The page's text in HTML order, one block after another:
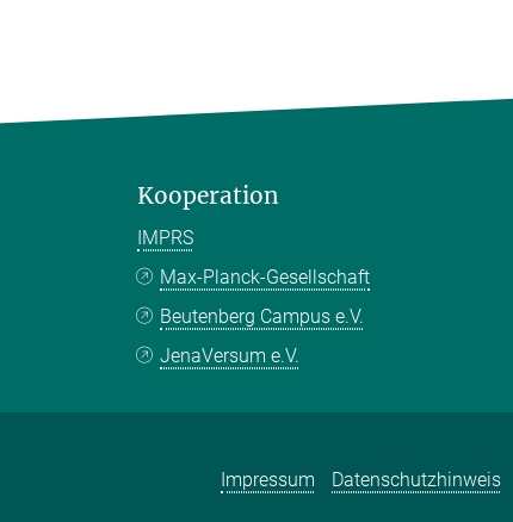
Kooperation
IMPRS
Max-Planck-Gesellschaft
Beutenberg Campus e.V.
JenaVersum e.V.
Impressum Datenschutzhinweis